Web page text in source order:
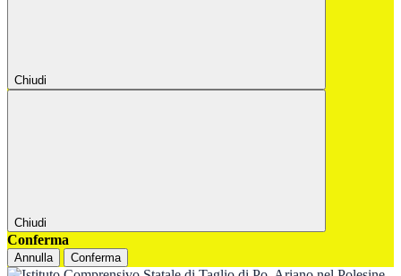
Chiudi
Chiudi
Conferma
Annulla Conferma